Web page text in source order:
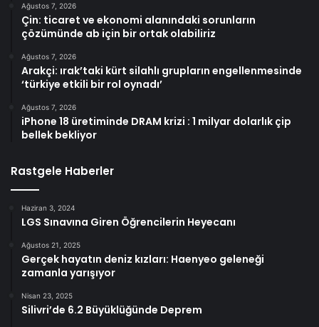
Ağustos 7, 2026
Çin: ticaret ve ekonomi alanındaki sorunların
çözümünde ab için bir ortak olabiliriz
Ağustos 7, 2026
Arakçi: ırak’taki kürt silahlı grupların engellenmesinde
‘türkiye etkili bir rol oynadı’
Ağustos 7, 2026
iPhone 18 üretiminde DRAM krizi : 1 milyar dolarlık çip
bellek bekliyor
Rastgele Haberler
Haziran 3, 2024
LGS Sınavına Giren Öğrencilerin Heyecanı
Ağustos 21, 2025
Gerçek hayatın deniz kızları: Haenyeo geleneği
zamanla yarışıyor
Nisan 23, 2025
Silivri’de 6.2 Büyüklüğünde Deprem